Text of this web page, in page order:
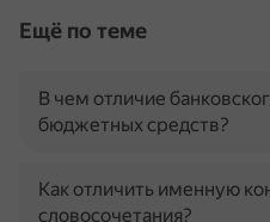
Ещё по теме
В чем отличие
бюджетных средств?
Как отличить именную
словосочетания?